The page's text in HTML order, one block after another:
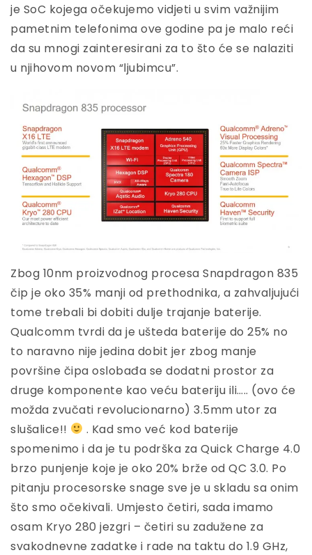
je SoC kojega očekujemo vidjeti u svim važnijim
pametnim telefonima ove godine pa je malo reći
da su mnogi zainteresirani za to što će se nalaziti
u njihovom novom “ljubimcu”.
Zbog 10nm proizvodnog procesa Snapdragon 835
čip je oko 35% manji od prethodnika, a zahvaljujući
tome trebali bi dobiti dulje trajanje baterije.
Qualcomm tvrdi da je ušteda baterije do 25% no
to naravno nije jedina dobit jer zbog manje
površine čipa oslobađa se dodatni prostor za
druge komponente kao veću bateriju ili….. (ovo će
možda zvučati revolucionarno) 3.5mm utor za
slušalice!!
. Kad smo već kod baterije
spomenimo i da je tu podrška za Quick Charge 4.0
brzo punjenje koje je oko 20% brže od QC 3.0. Po
pitanju procesorske snage sve je u skladu sa onim
što smo očekivali. Umjesto četiri, sada imamo
osam Kryo 280 jezgri – četiri su zadužene za
svakodnevne zadatke i rade na taktu do 1.9 GHz,